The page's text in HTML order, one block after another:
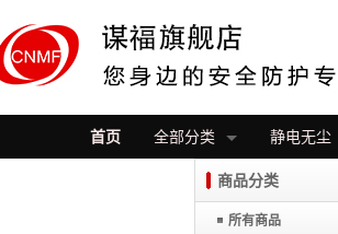
首页 全部分类 静电无尘
商品分类
所有商品